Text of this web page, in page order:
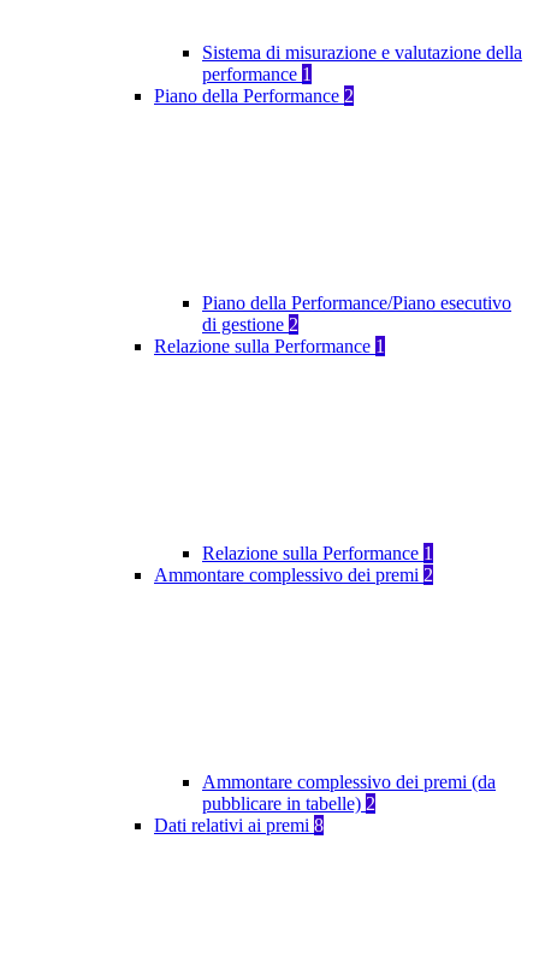
Sistema di misurazione e valutazione della
performance 1
Piano della Performance 2
Piano della Performance/Piano esecutivo
di gestione 2
Relazione sulla Performance 1
Relazione sulla Performance 1
Ammontare complessivo dei premi 2
Ammontare complessivo dei premi (da
pubblicare in tabelle) 2
Dati relativi ai premi 8